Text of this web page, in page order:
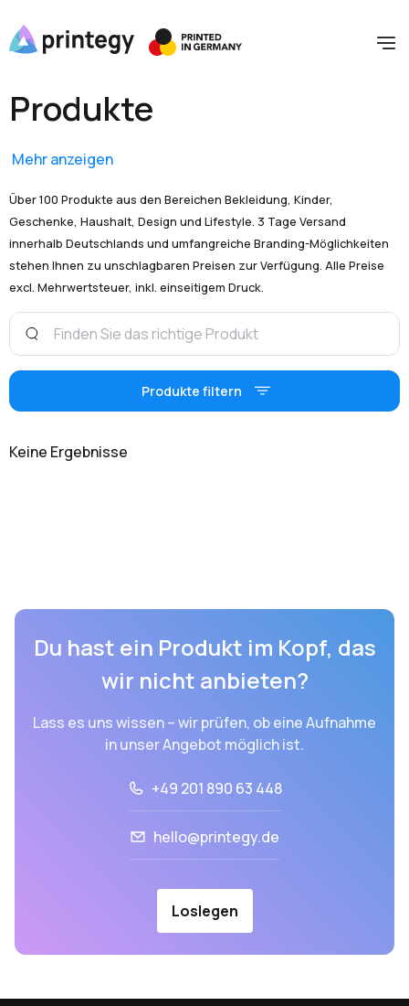
Produkte
Mehr anzeigen
Über 100 Produkte aus den Bereichen Bekleidung, Kinder,
Geschenke, Haushalt, Design und Lifestyle. 3 Tage Versand
innerhalb Deutschlands und umfangreiche Branding-Möglichkeiten
stehen Ihnen zu unschlagbaren Preisen zur Verfügung. Alle Preise
excl. Mehrwertsteuer, inkl. einseitigem Druck.
Produkte filtern
Keine Ergebnisse
Du hast ein Produkt im Kopf, das
wir nicht anbieten?
Lass es uns wissen – wir prüfen, ob eine Aufnahme
in unser Angebot möglich ist.
+49 201 890 63 448
hello@printegy.de
Loslegen